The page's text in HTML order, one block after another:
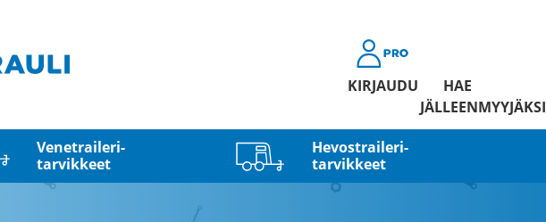
KIRJAUDU
HAE
JÄLLEENMYYJÄKSI
Venetraileri­
tarvikkeet
Hevostraileri­
tarvikkeet